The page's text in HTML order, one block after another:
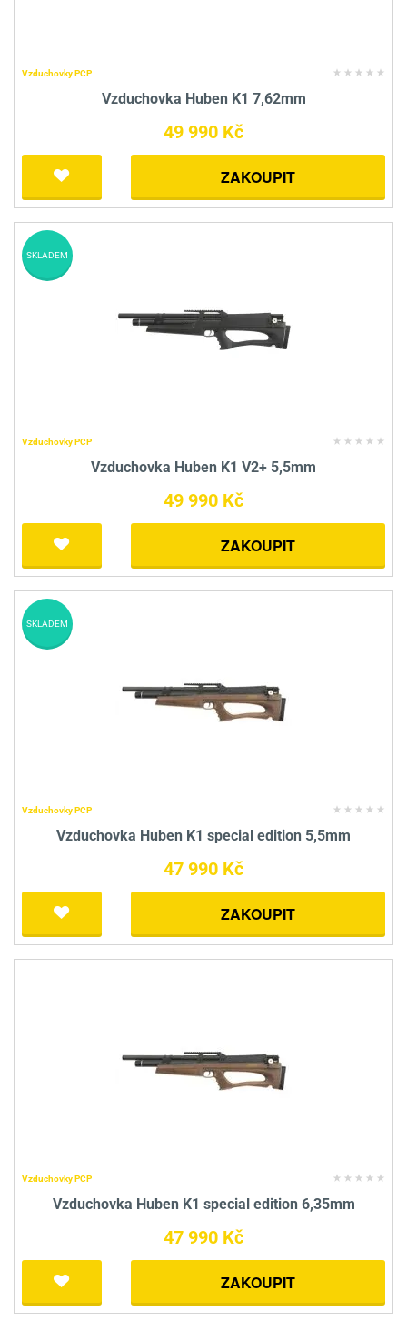
Vzduchovky PCP
Vzduchovka Huben K1 7,62mm
49 990 Kč
ZAKOUPIT
Vzduchovky PCP
Vzduchovka Huben K1 V2+ 5,5mm
49 990 Kč
ZAKOUPIT
SKLADEM
Vzduchovky PCP
Vzduchovka Huben K1 special edition 5,5mm
47 990 Kč
ZAKOUPIT
SKLADEM
Vzduchovky PCP
Vzduchovka Huben K1 special edition 6,35mm
47 990 Kč
ZAKOUPIT